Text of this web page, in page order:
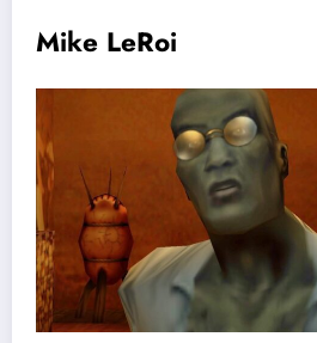
Mike LeRoi